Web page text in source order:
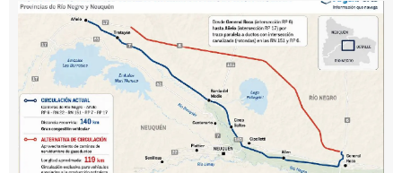
Notas
relacionadas
U
n
e